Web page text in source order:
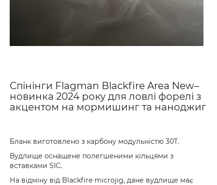
Спінінги Flagman Blackfire Area New–
новинка 2024 року для ловлі форелі з
акцентом на мормишинг та наноджиг
Бланк виготовлено з карбону модульністю 30T.
Вудлище оснащене полегшеними кільцями з
вставками SIC.
На відміну від Blackfire microjig, дане вудлище має